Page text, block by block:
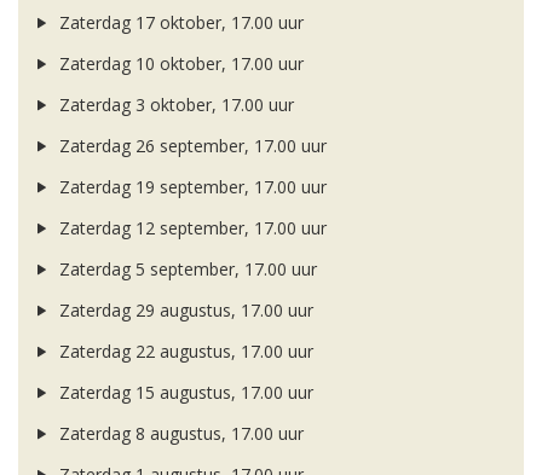
Zaterdag 17 oktober, 17.00 uur
Zaterdag 10 oktober, 17.00 uur
Zaterdag 3 oktober, 17.00 uur
Zaterdag 26 september, 17.00 uur
Zaterdag 19 september, 17.00 uur
Zaterdag 12 september, 17.00 uur
Zaterdag 5 september, 17.00 uur
Zaterdag 29 augustus, 17.00 uur
Zaterdag 22 augustus, 17.00 uur
Zaterdag 15 augustus, 17.00 uur
Zaterdag 8 augustus, 17.00 uur